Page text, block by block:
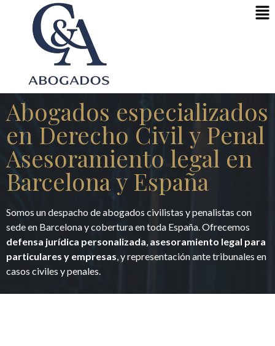
Abogados especializados
en Derecho Civil y Penal
Asesoramiento legal en
Barcelona y España
Somos un despacho de abogados civilistas y penalistas con
sede en Barcelona y cobertura en toda España. Ofrecemos
defensa jurídica personalizada, asesoramiento legal para
particulares y empresas, y representación ante tribunales en
casos civiles y penales.